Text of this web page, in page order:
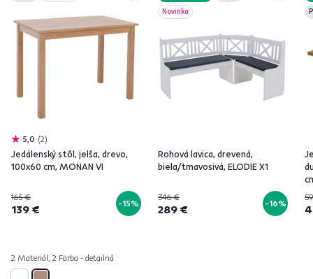
5,0 2
Jedálenský stôl, jelša, drevo,
100x60 cm, MONAN VI
165 €
139 € -15%
2 Materiál, 2 Farba - detailná
Novinka
Rohová lavica, drevená,
biela/tmavosivá, ELODIE X1
346 €
289 € -16%